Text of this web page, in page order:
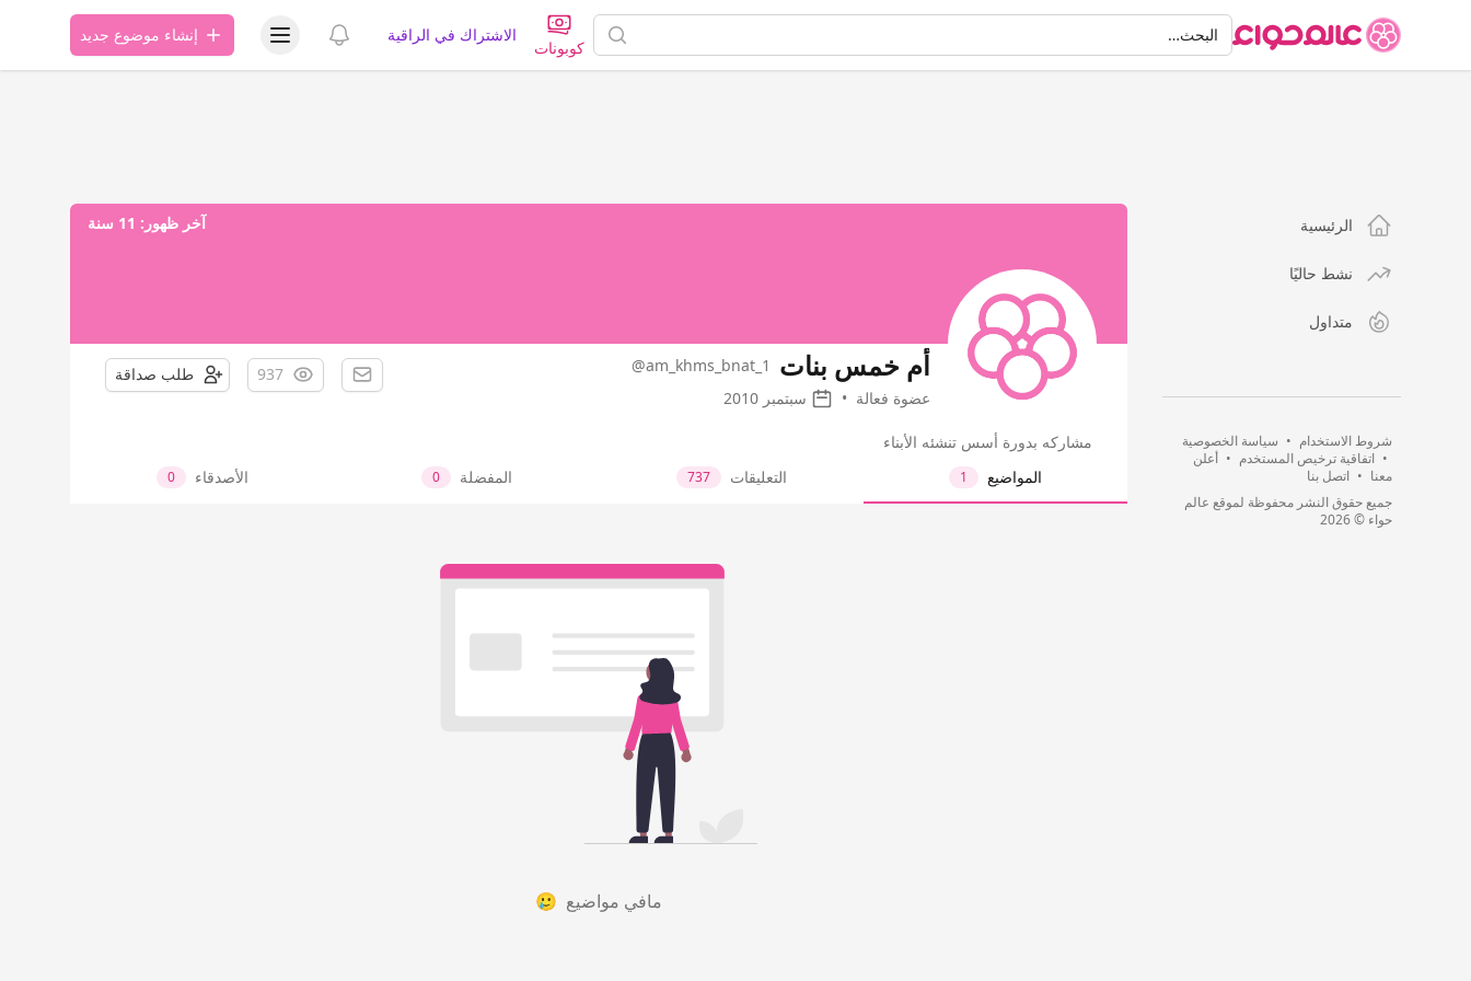
البحثالبحث…
كوبونات
الاشتراك في الراقية عرض الإشعاراتعرض قائمة المستخدمإنشاء موضوع جديد
الرئيسية
نشط حاليًا
متداول
شروط الاستخدام • سياسة الخصوصية
• اتفاقية ترخيص المستخدم • أعلن
معنا • اتصل بنا
جميع حقوق النشر محفوظة لموقع عالم
حواء © 2026
آخر ظهور: 11 سنة
أم خمس بنات
@am_khms_bnat_1
عضوة فعالة • سبتمبر 2010
937 طلب صداقة
مشاركه بدورة أسس تنشئه الأبناء
المواضيع
1 التعليقات 737 المفضلة 0 الأصدقاء 0
مافي مواضيع 🥲